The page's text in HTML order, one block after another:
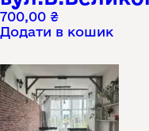
700,00 ₴
Додати в кошик